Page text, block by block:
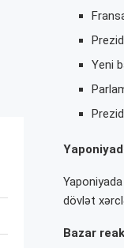
Yeni
dövlət
Bazar